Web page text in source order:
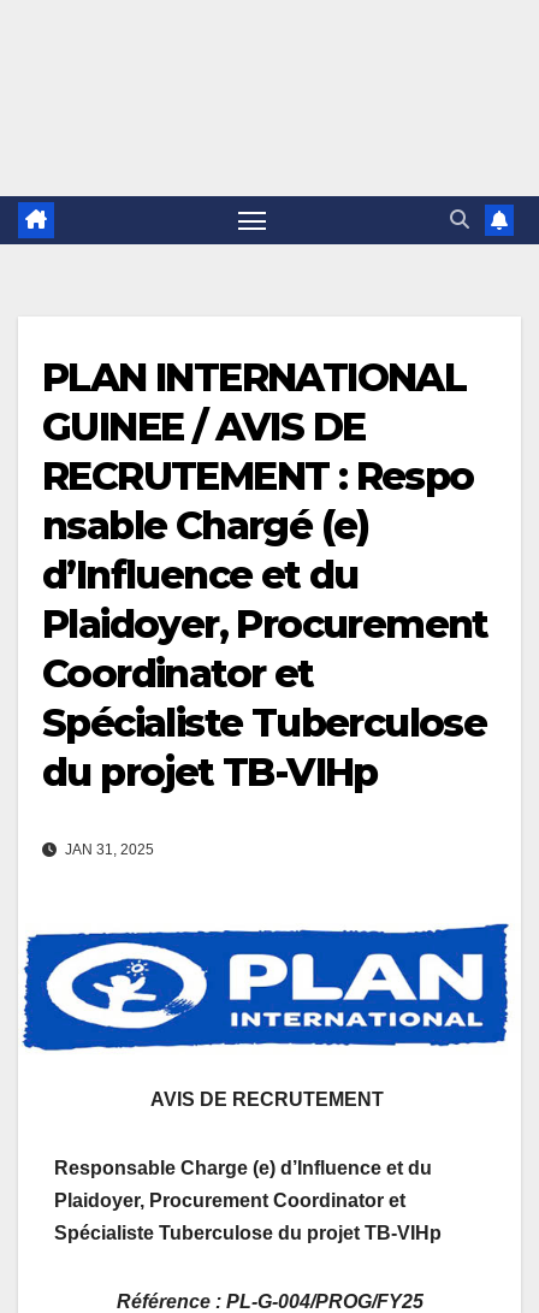
PLAN INTERNATIONAL
GUINEE / AVIS DE
RECRUTEMENT : Respo
nsable Chargé (e)
d’Influence et du
Plaidoyer, Procurement
Coordinator et
Spécialiste Tuberculose
du projet TB-VIHp
JAN 31, 2025
AVIS DE RECRUTEMENT
Responsable Charge (e) d’Influence et du
Plaidoyer, Procurement Coordinator et
Spécialiste Tuberculose du projet TB-VIHp
Référence : PL-G-004/PROG/FY25